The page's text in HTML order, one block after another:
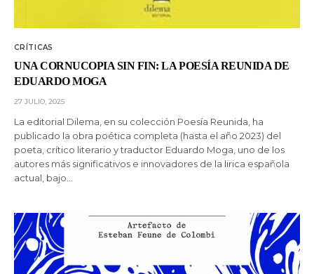
CRÍTICAS
UNA CORNUCOPIA SIN FIN: LA POESÍA REUNIDA DE
EDUARDO MOGA
27 JULIO, 2025
La editorial Dilema, en su colección Poesía Reunida, ha
publicado la obra poética completa (hasta el año 2023) del
poeta, crítico literario y traductor Eduardo Moga, uno de los
autores más significativos e innovadores de la lirica española
actual, bajo…